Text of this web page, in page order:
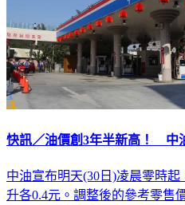
快訊／油價創3年半新高！ 中
中油宣布明天(30日)凌晨零時
升各0.4元。調整後的參考零售